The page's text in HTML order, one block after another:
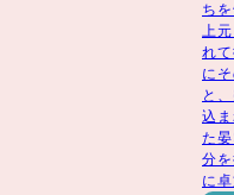
女は次第に仲間として
は、教師と生徒ながらもド
は次第に桑祈を好きに
文遠（たくぶんえん）
日本語字幕･全
ち
上
れ
に
と
込
た
分
に